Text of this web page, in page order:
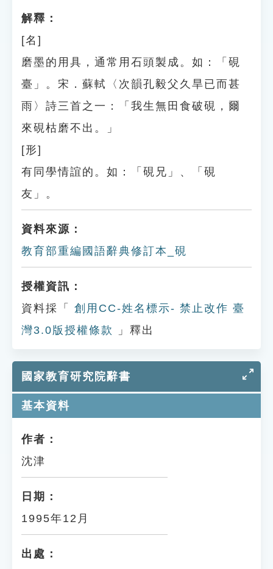
解釋：
[名]
磨墨的用具，通常用石頭製成。如：「硯
臺」。宋．蘇軾〈次韻孔毅父久旱已而甚
雨〉詩三首之一：「我生無田食破硯，爾
來硯枯磨不出。」
[形]
有同學情誼的。如：「硯兄」、「硯
友」。
資料來源：
教育部重編國語辭典修訂本_硯
授權資訊：
資料採「
創用CC-姓名標示- 禁止改作 臺
灣3.0版授權條款
」釋出
國家教育研究院辭書
基本資料
作者：
沈津
日期：
1995年12月
出處：